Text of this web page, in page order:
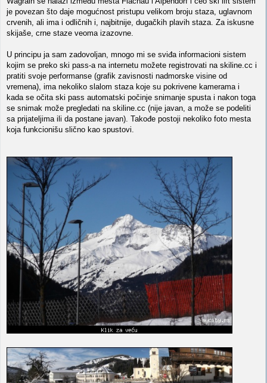
je povezan što daje mogućnost pristupu velikom broju staza, uglavnom
crvenih, ali ima i odličnih i, najbitnije, dugačkih plavih staza. Za iskusne
skijaše, crne staze veoma izazovne.
U principu ja sam zadovoljan, mnogo mi se sviđa informacioni sistem
kojim se preko ski pass-a na internetu možete registrovati na skiline.cc i
pratiti svoje performanse (grafik zavisnosti nadmorske visine od
vremena), ima nekoliko slalom staza koje su pokrivene kamerama i
kada se očita ski pass automatski počinje snimanje spusta i nakon toga
se snimak može pregledati na skiline.cc (nije javan, a može se podeliti
sa prijateljima ili da postane javan). Takođe postoji nekoliko foto mesta
koja funkcionišu slično kao spustovi.